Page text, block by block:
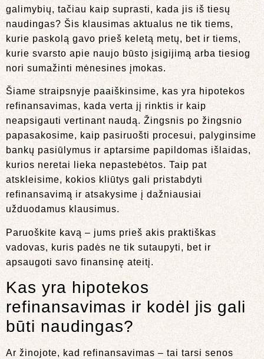
galimybių, tačiau kaip suprasti, kada jis iš tiesų
naudingas? Šis klausimas aktualus ne tik tiems,
kurie paskolą gavo prieš keletą metų, bet ir tiems,
kurie svarsto apie naujo būsto įsigijimą arba tiesiog
nori sumažinti mėnesines įmokas.
Šiame straipsnyje paaiškinsime, kas yra hipotekos
refinansavimas, kada verta jį rinktis ir kaip
neapsigauti vertinant naudą. Žingsnis po žingsnio
papasakosime, kaip pasiruošti procesui, palyginsime
bankų pasiūlymus ir aptarsime papildomas išlaidas,
kurios neretai lieka nepastebėtos. Taip pat
atskleisime, kokios kliūtys gali pristabdyti
refinansavimą ir atsakysime į dažniausiai
užduodamus klausimus.
Paruoškite kavą – jums prieš akis praktiškas
vadovas, kuris padės ne tik sutaupyti, bet ir
apsaugoti savo finansinę ateitį.
Kas yra hipotekos
refinansavimas ir kodėl jis gali
būti naudingas?
Ar žinojote, kad refinansavimas – tai tarsi senos